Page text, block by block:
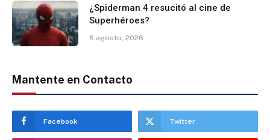
¿Spiderman 4 resucitó al cine de
Superhéroes?
6 agosto, 2026
Mantente en Contacto
Facebook Twitter